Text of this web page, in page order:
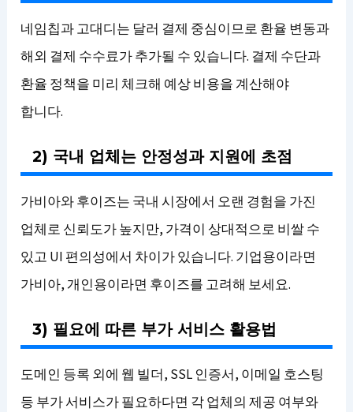
네임칩과 고대디는 달러 결제 중심이므로 환율 변동과
해외 결제 수수료가 추가될 수 있습니다. 결제 수단과
환율 정책을 미리 체크해 예상 비용을 계산해야
합니다.
2) 국내 업체는 안정성과 지원에 초점
가비아와 후이즈는 국내 시장에서 오랜 경험을 가진
업체로 신뢰도가 높지만, 가격이 상대적으로 비쌀 수
있고 UI 편의성에서 차이가 있습니다. 기업용이라면
가비아, 개인용이라면 후이즈를 고려해 보세요.
3) 필요에 따른 부가 서비스 활용법
도메인 등록 외에 웹 빌더, SSL 인증서, 이메일 호스팅
등 부가 서비스가 필요하다면 각 업체의 제공 여부와